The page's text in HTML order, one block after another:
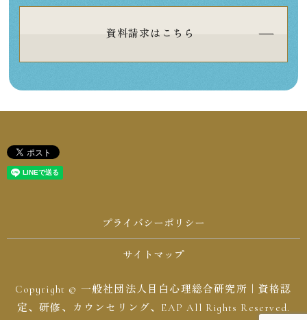
資料請求はこちら
プライバシーポリシー
サイトマップ
Copyright © 一般社団法人目白心理総合研究所｜資格認
定、研修、カウンセリング、EAP All Rights Reserved.